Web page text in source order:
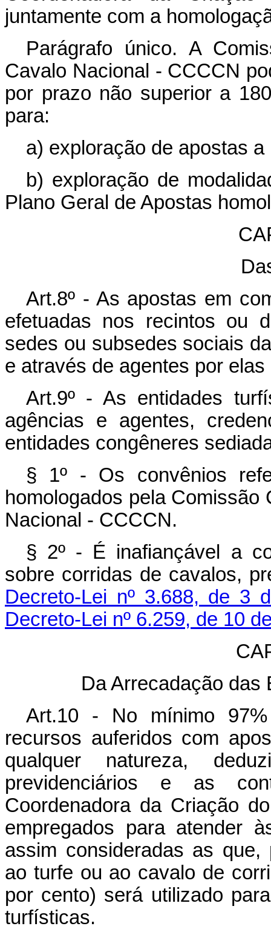
juntamente com a
Parágrafo único. A
Cavalo Nacional - CCCCN
por prazo não superior a
para:
a) exploração de apostas
b) exploração de
Plano Geral de Apostas
Art.8º - As apostas em
efetuadas nos recintos ou
sedes ou subsedes sociais
e através de agentes por
Art.9º - As entidades
agências e agentes,
entidades congêneres
§ 1º - Os convênios
homologados pela
Nacional - CCCCN.
§ 2º - É inafiançável a
sobre corridas de cavalos,
Decreto-Lei nº 3.688, de 3
Decreto-Lei nº 6.259, de 10
Da Arrecadação das
Art.10 - No mínimo
recursos auferidos com
qualquer natureza,
previdenciários e as
Coordenadora da Criação
empregados para atender
assim consideradas as
ao turfe ou ao cavalo de
por cento) será utilizado
turfísticas.